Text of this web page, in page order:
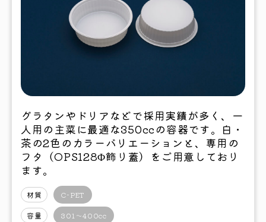
グラタンやドリアなどで採用実績が多く、一
人用の主菜に最適な350ccの容器です。白・
茶の2色のカラーバリエーションと、専用の
フタ（OPS128Φ飾り蓋）をご用意しており
ます。
材質 C-PET
容量 301〜400cc